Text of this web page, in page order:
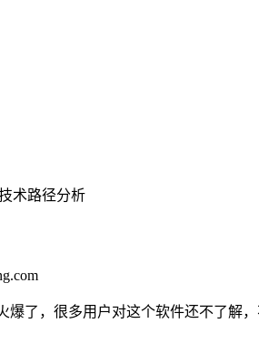
术路径分析
爆了，很多用户对这个软件还不了解